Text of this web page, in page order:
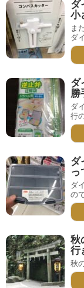
ダ
小
ま
ダ
ダ
勝
ダ
行
ダ
っ
ダ
の
秋
行
秋